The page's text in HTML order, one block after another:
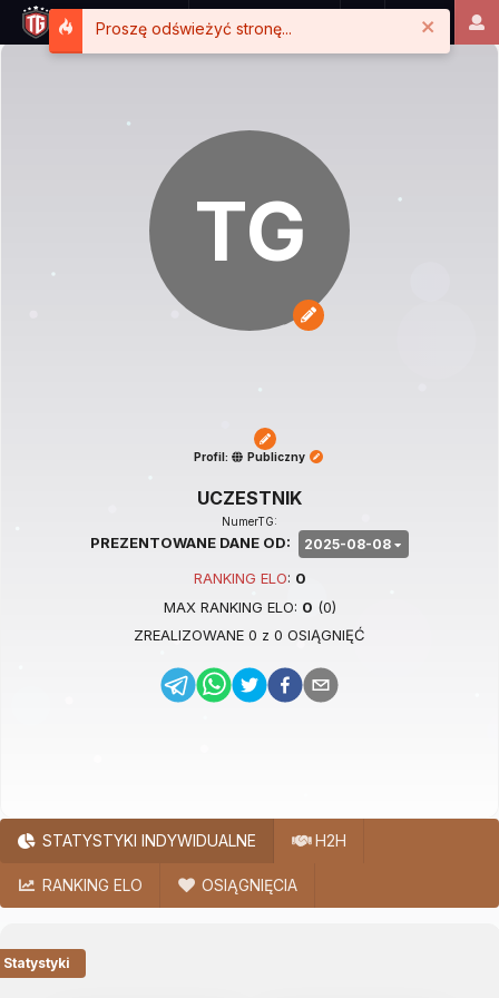
TG
Profil: Publiczny
UCZESTNIK
NumerTG:
PREZENTOWANE DANE OD: 2025-08-08
RANKING ELO: 0
MAX RANKING ELO: 0 (0)
ZREALIZOWANE 0 z 0 OSIĄGNIĘĆ
STATYSTYKI INDYWIDUALNE H2H
RANKING ELO OSIĄGNIĘCIA
Statystyki
Proszę odświeżyć stronę... Close